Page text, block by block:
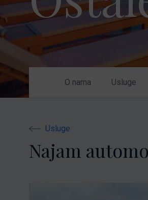
Vez 2.0
Web trgovina
Pošaljite
Nikhen Yachts
Williams Jet
Tenders
SUR Marine
3d Tender
O nama Usluge
Usluge
Najam